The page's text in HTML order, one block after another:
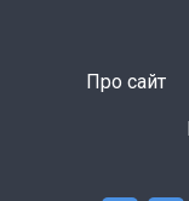
Про сайт